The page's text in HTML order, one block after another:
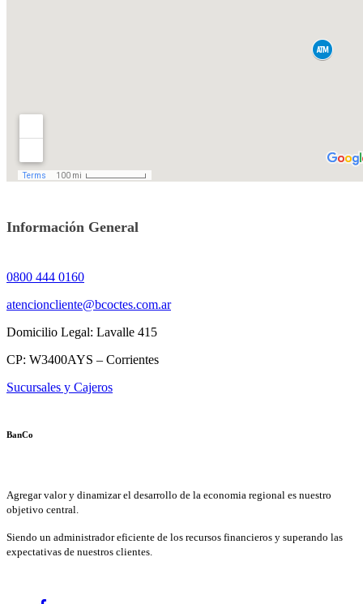
Información General
0800 444 0160
atencioncliente@bcoctes.com.ar
Domicilio Legal: Lavalle 415
CP: W3400AYS – Corrientes
Sucursales y Cajeros
BanCo
Agregar valor y dinamizar el desarrollo de la economia regional es nuestro
objetivo central.
Siendo un administrador eficiente de los recursos financieros y superando las
expectativas de nuestros clientes.